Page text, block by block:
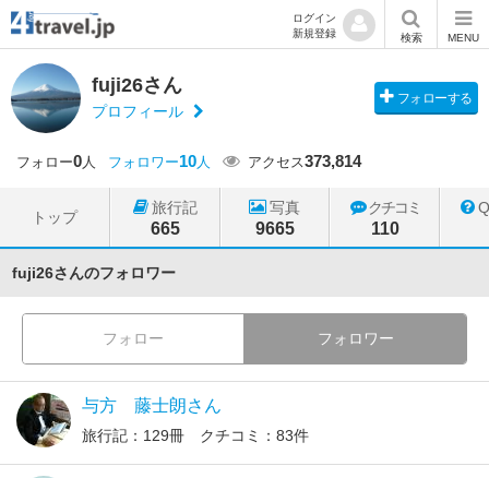
ログイン
新規登録
検索 MENU
fuji26さん
プロフィール
フォローする
フォロー0人 フォロワー10人 アクセス373,814
トップ
旅行記
665
写真
9665
クチコミ
110
fuji26さんのフォロワー
フォロー フォロワー
与方 藤士朗さん
旅行記：129冊 クチコミ：83件